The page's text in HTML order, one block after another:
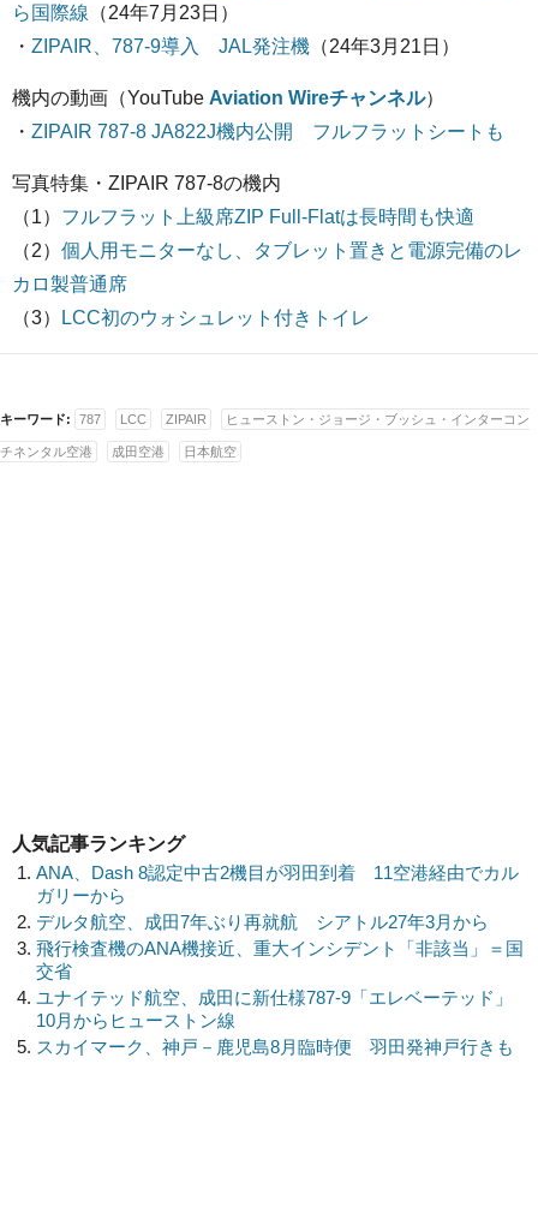
ら国際線 （24年7月23日）
・ ZIPAIR、787-9導入 JAL発注機 （24年3月21日）
機内の動画（YouTube Aviation Wireチャンネル）
・ ZIPAIR 787-8 JA822J機内公開 フルフラットシートも
写真特集・ZIPAIR 787-8の機内
（1） フルフラット上級席ZIP Full-Flatは長時間も快適
（2） 個人用モニターなし、タブレット置きと電源完備のレ
カロ製普通席
（3）
LCC初のウォシュレット付きトイレ
キーワード: 787 LCC ZIPAIR ヒューストン・ジョージ・ブッシュ・インターコン
チネンタル空港 成田空港 日本航空
人気記事ランキング
ANA、Dash 8認定中古2機目が羽田到着 11空港経由でカル
ガリーから
デルタ航空、成田7年ぶり再就航 シアトル27年3月から
飛行検査機のANA機接近、重大インシデント「非該当」＝国
交省
ユナイテッド航空、成田に新仕様787-9「エレベーテッド」
10月からヒューストン線
スカイマーク、神戸－鹿児島8月臨時便 羽田発神戸行きも